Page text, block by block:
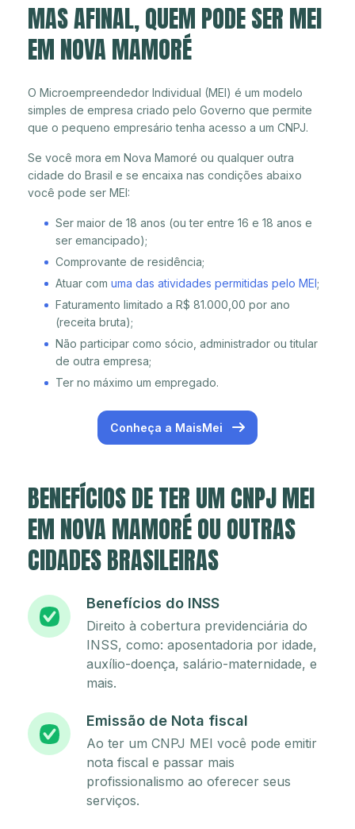
MAS AFINAL, QUEM PODE SER MEI
EM NOVA MAMORÉ
O Microempreendedor Individual (MEI) é um modelo
simples de empresa criado pelo Governo que permite
que o pequeno empresário tenha acesso a um CNPJ.
Se você mora em Nova Mamoré ou qualquer outra
cidade do Brasil e se encaixa nas condições abaixo
você pode ser MEI:
Ser maior de 18 anos (ou ter entre 16 e 18 anos e
ser emancipado);
Comprovante de residência;
Atuar com uma das atividades permitidas pelo MEI;
Faturamento limitado a R$ 81.000,00 por ano
(receita bruta);
Não participar como sócio, administrador ou titular
de outra empresa;
Ter no máximo um empregado.
Conheça a MaisMei
BENEFÍCIOS DE TER UM CNPJ MEI
EM NOVA MAMORÉ OU OUTRAS
CIDADES BRASILEIRAS
Benefícios do INSS
Direito à cobertura previdenciária do
INSS, como: aposentadoria por idade,
auxílio-doença, salário-maternidade, e
mais.
Emissão de Nota fiscal
Ao ter um CNPJ MEI você pode emitir
nota fiscal e passar mais
profissionalismo ao oferecer seus
serviços.